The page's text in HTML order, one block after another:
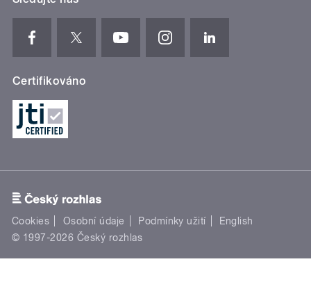
Certifikováno
Cookies Osobní údaje Podmínky užití
English
© 1997-2026 Český rozhlas